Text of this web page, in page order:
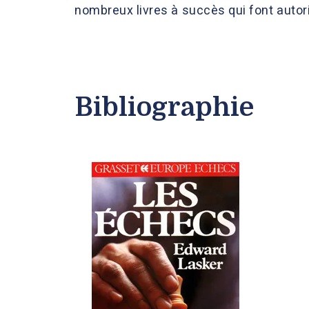
nombreux livres à succès qui font
Bibliographie